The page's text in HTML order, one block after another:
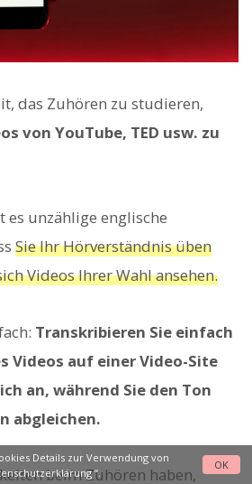
das Zuhören zu studieren,
von YouTube, TED usw. zu
es unzählige englische
Sie Ihr Hörverständnis üben
Videos Ihrer Wahl ansehen.
Transkribieren Sie einfach
Videos auf einer Video-Site
an, während Sie den Ton
abgleichen.
beim Zuhören haben,
Details zur Verwendung von
“.
OK